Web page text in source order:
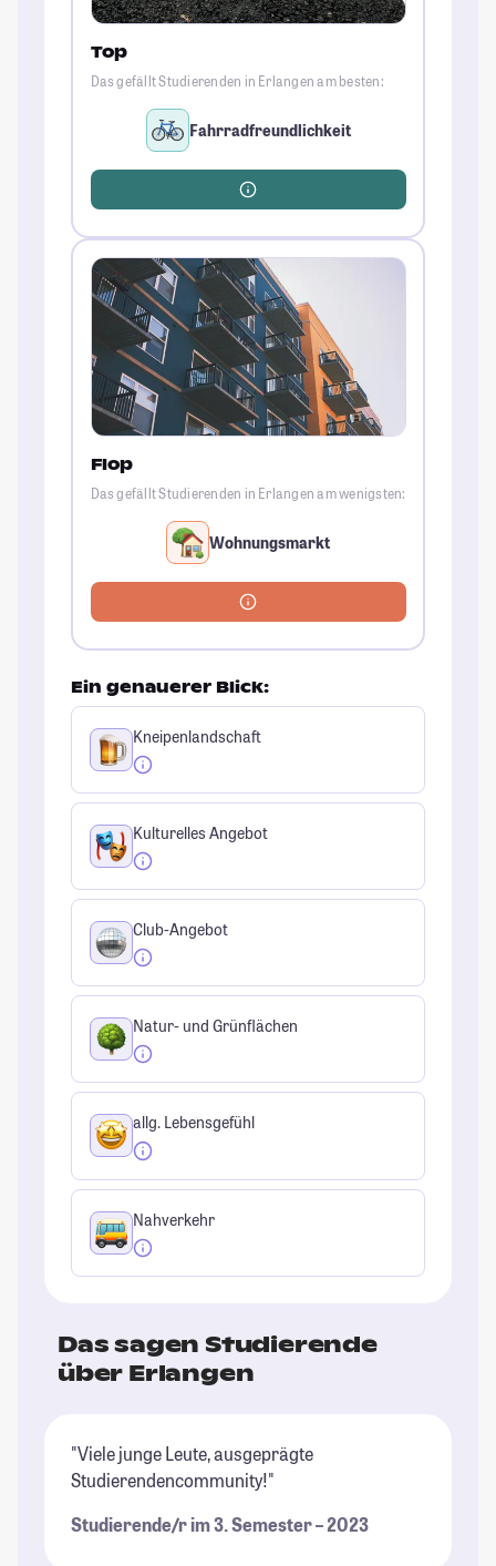
Top
Das gefällt Studierenden in Erlangen am besten:
Fahrradfreundlichkeit
Flop
Das gefällt Studierenden in Erlangen am wenigsten:
Wohnungsmarkt
Ein genauerer Blick:
Kneipenlandschaft
Kulturelles Angebot
Club-Angebot
Natur- und Grünflächen
allg. Lebensgefühl
Nahverkehr
Das sagen Studierende
über Erlangen
"Viele junge Leute, ausgeprägte
Studierendencommunity!"
Studierende/r im 3. Semester – 2023